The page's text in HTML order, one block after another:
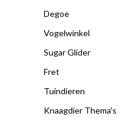
Degoe
Vogelwinkel
Sugar Glider
Fret
Tuindieren
Knaagdier Thema's